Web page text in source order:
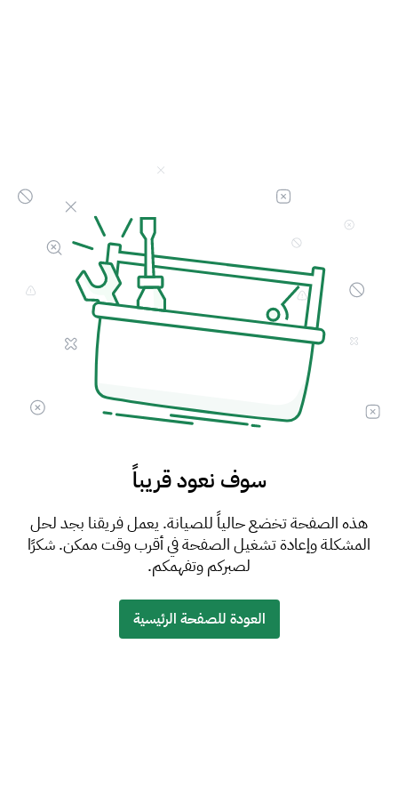
سوف نعود قريباً
هذه الصفحة تخضع حالياً للصيانة. يعمل فريقنا بجد لحل
المشكلة وإعادة تشغيل الصفحة في أقرب وقت ممكن. شكرًا
لصبركم وتفهمكم.
العودة للصفحة الرئيسية